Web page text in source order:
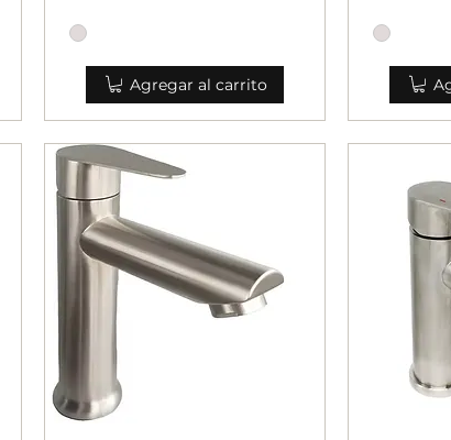
Agregar al carrito